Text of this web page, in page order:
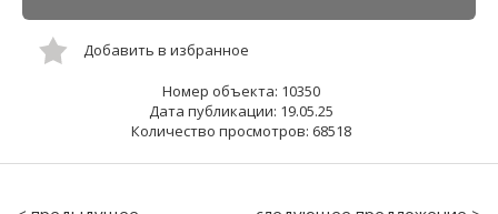
Добавить в избранное
Номер объекта: 10350
Дата публикации: 19.05.25
Количество просмотров: 68518